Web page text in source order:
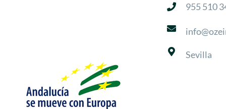
955 510
Sevilla